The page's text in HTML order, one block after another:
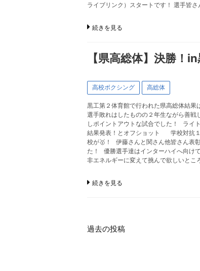
ライブリンク）スタートです！ 選手皆
続きを見る
【県高総体】決勝！
高校ボクシング 高総体
黒工第２体育館で行われた県高総体結
選手敗れはしたものの２年生ながら善
しポイントアウトな試合でした！ ライ
結果発表！とオフショット 学校対抗
校が🥇！ 伊藤さんと関さん他皆さん表
た！ 優勝選手達はインターハイへ向け
非エネルギーに変えて挑んで欲しいと
続きを見る
投
過去の投稿